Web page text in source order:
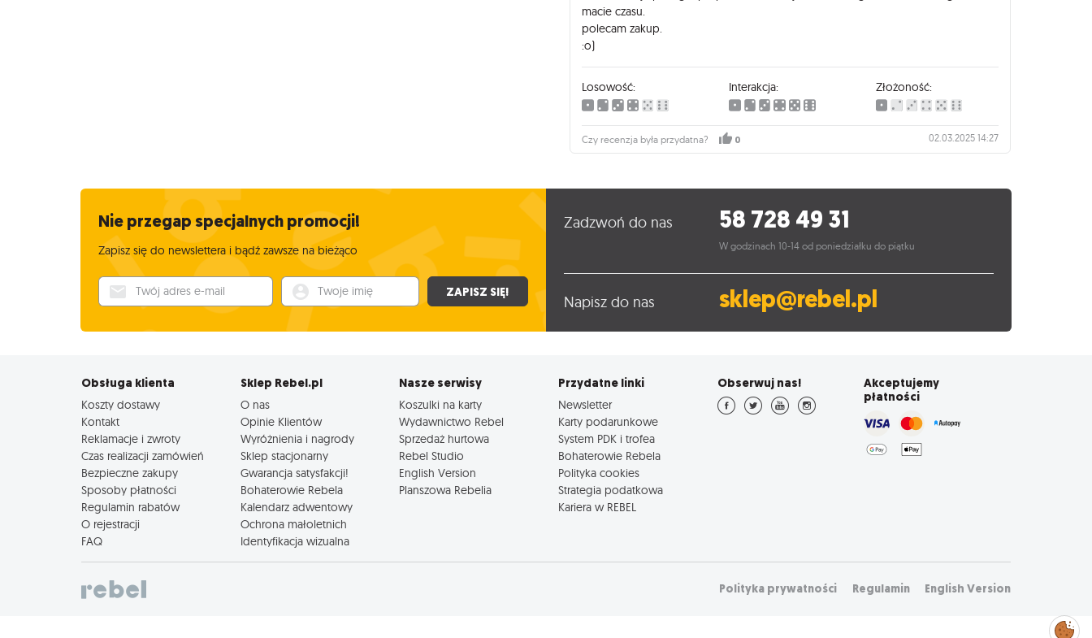
macie czasu.
polecam zakup.
:o)
Losowość: Interakcja: Złożoność:
Czy recenzja była przydatna? 0 02.03.2025 14:27
Nie przegap specjalnych promocji!
Zapisz się do newslettera i bądź zawsze na bieżąco
Twój adres e-mail Twoje imię ZAPISZ SIĘ!
Zadzwoń do nas 58 728 49 31
W godzinach 10-14 od poniedziałku do piątku
Napisz do nas sklep@rebel.pl
Obsługa klienta
Koszty dostawy
Kontakt
Reklamacje i zwroty
Czas realizacji zamówień
Bezpieczne zakupy
Sposoby płatności
Regulamin rabatów
O rejestracji
FAQ
Sklep Rebel.pl
O nas
Opinie Klientów
Wyróżnienia i nagrody
Sklep stacjonarny
Gwarancja satysfakcji!
Bohaterowie Rebela
Kalendarz adwentowy
Ochrona małoletnich
Identyfikacja wizualna
Nasze serwisy
Koszulki na karty
Wydawnictwo Rebel
Sprzedaż hurtowa
Rebel Studio
English Version
Planszowa Rebelia
Przydatne linki
Newsletter
Karty podarunkowe
System PDK i trofea
Bohaterowie Rebela
Polityka cookies
Strategia podatkowa
Kariera w REBEL
Obserwuj nas!
Akceptujemy
płatności
Polityka prywatności Regulamin English Version
Zarządzaj
preferencjami
cookies